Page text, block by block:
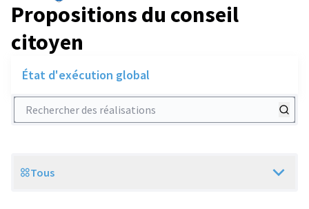
Propositions du conseil
citoyen
État d'exécution global
Rechercher des réalisations
Scope
Tous